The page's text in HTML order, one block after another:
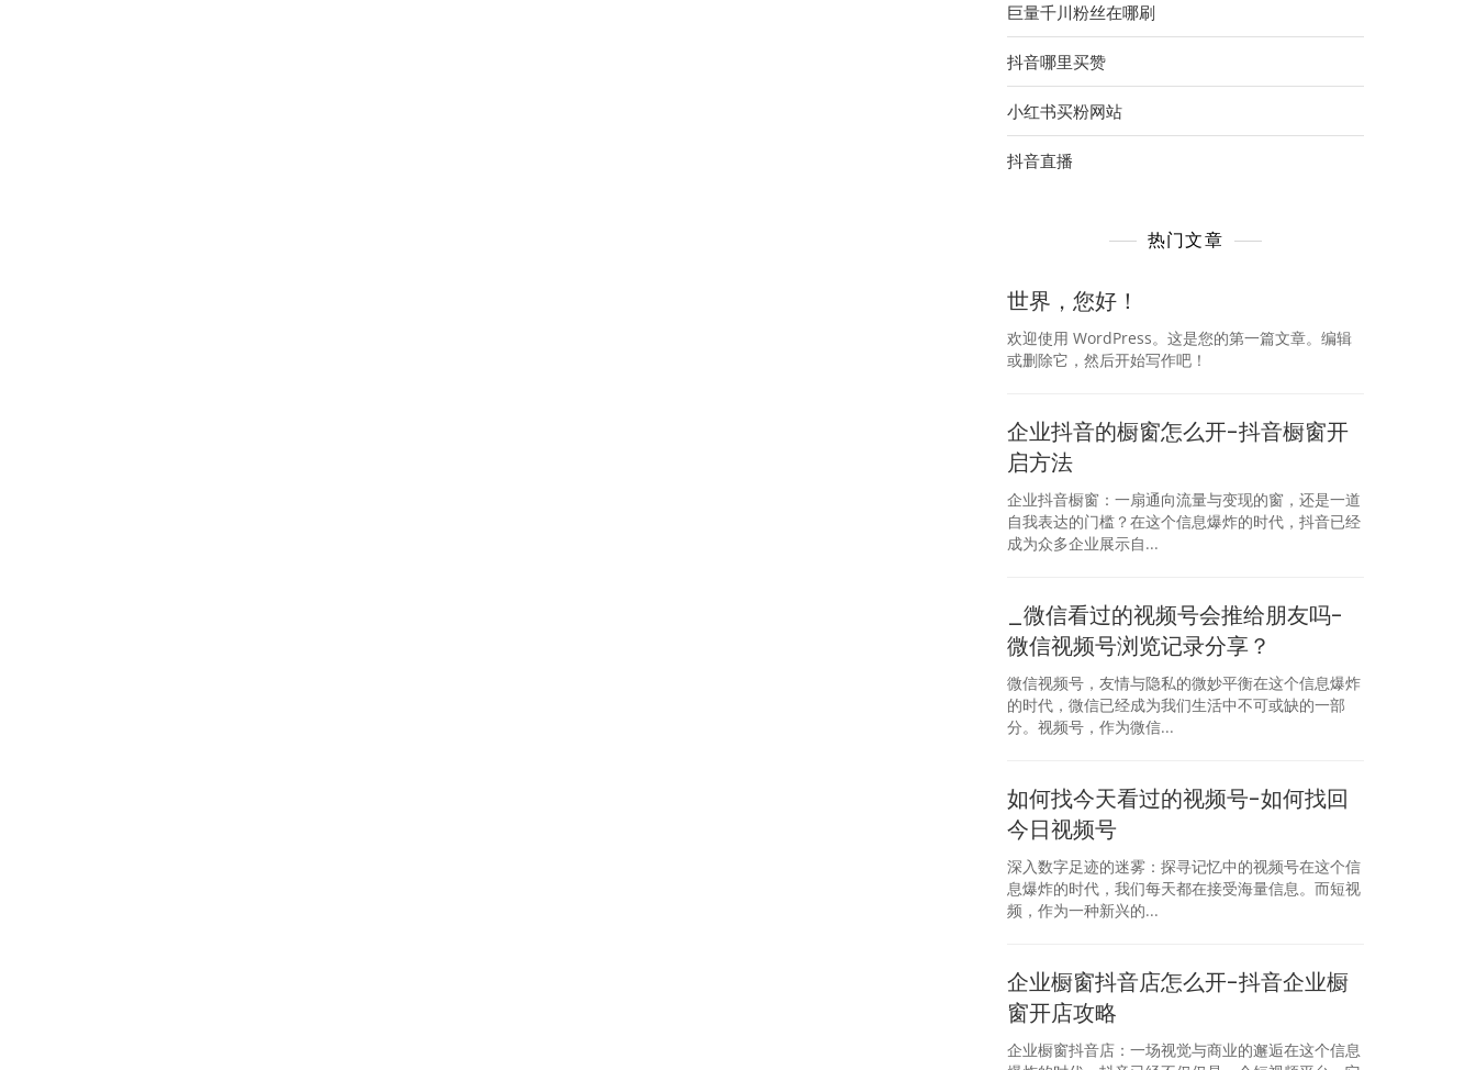
巨量千川粉丝在哪刷
抖音哪里买赞
小红书买粉网站
抖音直播
热门文章
世界，您好！
欢迎使用 WordPress。这是您的第一篇文章。编辑
或删除它，然后开始写作吧！
企业抖音的橱窗怎么开-抖音橱窗开
启方法
企业抖音橱窗：一扇通向流量与变现的窗，还是一道
自我表达的门槛？在这个信息爆炸的时代，抖音已经
成为众多企业展示自...
_微信看过的视频号会推给朋友吗-
微信视频号浏览记录分享？
微信视频号，友情与隐私的微妙平衡在这个信息爆炸
的时代，微信已经成为我们生活中不可或缺的一部
分。视频号，作为微信...
如何找今天看过的视频号-如何找回
今日视频号
深入数字足迹的迷雾：探寻记忆中的视频号在这个信
息爆炸的时代，我们每天都在接受海量信息。而短视
频，作为一种新兴的...
企业橱窗抖音店怎么开-抖音企业橱
窗开店攻略
企业橱窗抖音店：一场视觉与商业的邂逅在这个信息